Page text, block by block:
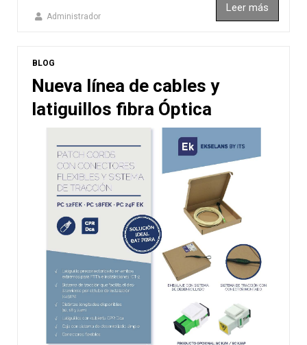
Administrador
Leer más
Nueva línea de cables y
latiguillos fibra Óptica
BLOG